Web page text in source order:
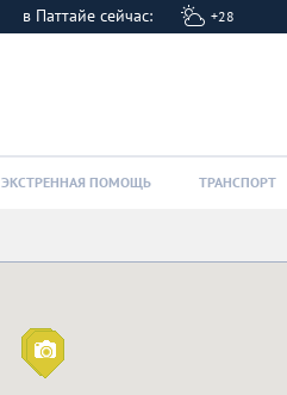
в Паттайе сейчас: +28
ЭКСТРЕННАЯ ПОМОЩЬ ТРАНСПОРТ